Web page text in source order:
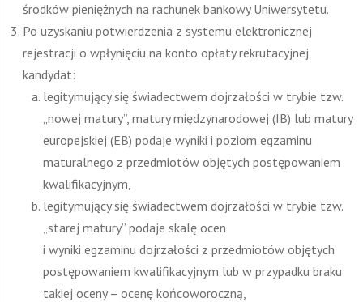
środków pieniężnych na rachunek bankowy Uniwersytetu.
Po uzyskaniu potwierdzenia z systemu elektronicznej
rejestracji o wpłynięciu na konto opłaty rekrutacyjnej
kandydat:
legitymujący się świadectwem dojrzałości w trybie tzw.
„nowej matury”, matury międzynarodowej (IB) lub matury
europejskiej (EB) podaje wyniki i poziom egzaminu
maturalnego z przedmiotów objętych postępowaniem
kwalifikacyjnym,
legitymujący się świadectwem dojrzałości w trybie tzw.
„starej matury” podaje skalę ocen
i wyniki egzaminu dojrzałości z przedmiotów objętych
postępowaniem kwalifikacyjnym lub w przypadku braku
takiej oceny – ocenę końcoworoczną,